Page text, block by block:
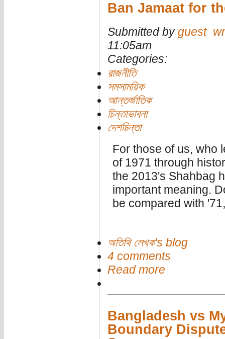
Ban Jamaat for
Submitted by
11:05am
Categories:
রাজনীতি
সমসাময়িক
আন্তর্জাতিক
চিন্তাভাবনা
দেশচিন্তা
For those of us, who
of 1971 through
the 2013's Shahbag
important meaning.
be compared with
অতিথি লেখক's blog
4 comments
Read more
Bangladesh vs
Boundary